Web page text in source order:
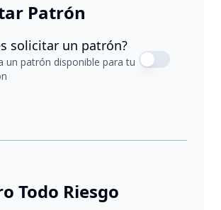
Patrón
solicitar un patrón?
un patrón disponible para tu
Todo Riesgo